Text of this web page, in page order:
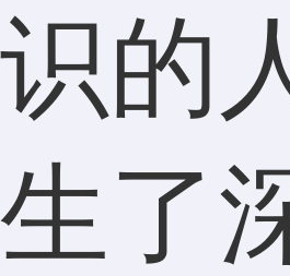
识的
生了